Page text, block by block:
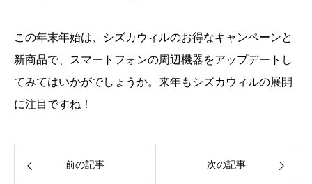
この年末年始は、シズカウィルのお得なキャンペーンと
新商品で、スマートフォンの周辺機器をアップデートし
てみてはいかがでしょうか。来年もシズカウィルの展開
に注目ですね！
前の記事 次の記事